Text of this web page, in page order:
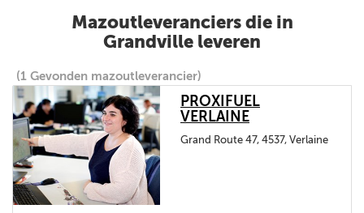
Mazoutleveranciers die in
Grandville leveren
(1 Gevonden mazoutleverancier)
PROXIFUEL
VERLAINE
Grand Route 47, 4537, Verlaine